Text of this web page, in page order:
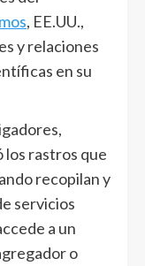
, EE.UU.,
y relaciones
en su
los rastros que
recopilan y
servicios
a un
o